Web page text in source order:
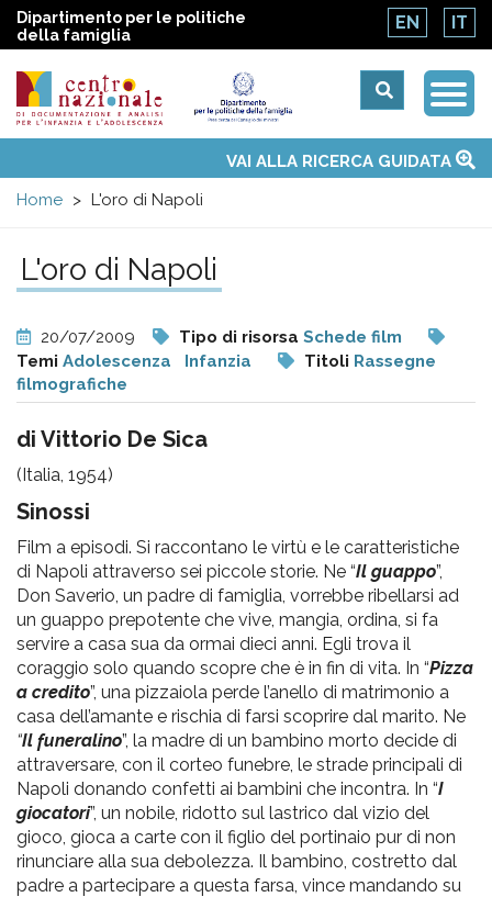
Dipartimento per le politiche
della famiglia
EN IT
Centro
nazionale
di
Documentazione
e
analisi
pr
l'infanzia
e
l'adolescenza
menu
Temi
Attività
Convenzione ONUVAI ALLA RICERCA GUIDATA
Home
L'oro di Napoli
L'oro di Napoli
20/07/2009 Tipo di risorsa Schede film
Temi Adolescenza Infanzia Titoli Rassegne
filmografiche
di Vittorio De Sica
(Italia, 1954)
Sinossi
Film a episodi. Si raccontano le virtù e le caratteristiche
di Napoli attraverso sei piccole storie. Ne “Il guappo”,
Don Saverio, un padre di famiglia, vorrebbe ribellarsi ad
un guappo prepotente che vive, mangia, ordina, si fa
servire a casa sua da ormai dieci anni. Egli trova il
coraggio solo quando scopre che è in fin di vita. In “Pizza
a credito”, una pizzaiola perde l’anello di matrimonio a
casa dell’amante e rischia di farsi scoprire dal marito. Ne
“Il funeralino”, la madre di un bambino morto decide di
attraversare, con il corteo funebre, le strade principali di
Napoli donando confetti ai bambini che incontra. In “I
giocatori”, un nobile, ridotto sul lastrico dal vizio del
gioco, gioca a carte con il figlio del portinaio pur di non
rinunciare alla sua debolezza. Il bambino, costretto dal
padre a partecipare a questa farsa, vince mandando su